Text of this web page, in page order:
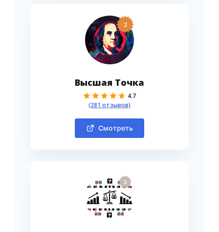
2
Высшая Точка
4.7
(281 отзывов)
Смотреть
3